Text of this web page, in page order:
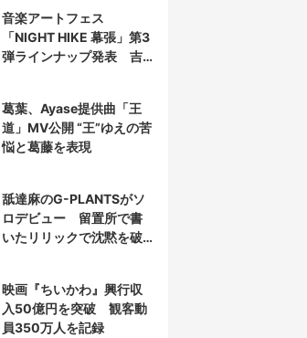
音楽アートフェス
「NIGHT HIKE 幕張」第3
弾ラインナップ発表 吉
葛葉、Ayase提供曲「王
道」MV公開 “王”ゆえの苦
悩と葛藤を表現
舐達麻のG-PLANTSがソ
ロデビュー 留置所で書
いたリリックで沈黙を破
映画『ちいかわ』興行収
入50億円を突破 観客動
員350万人を記録